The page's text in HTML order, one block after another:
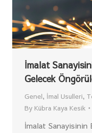
İmalat
Gelecek
Genel, İmal Usulleri,
By Kübra Kaya Kesik
İmalat Sanayisinin